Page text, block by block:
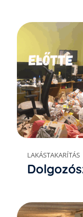
LAKÁSTAKARÍTÁS